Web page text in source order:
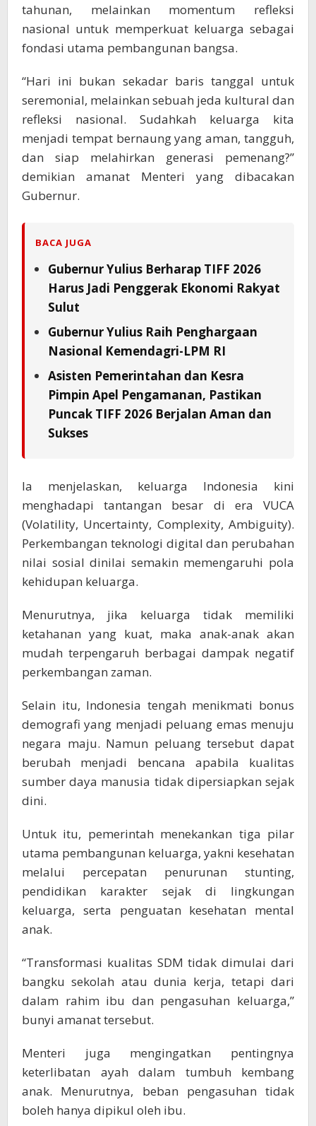
tahunan, melainkan momentum refleksi
nasional untuk memperkuat keluarga sebagai
fondasi utama pembangunan bangsa.
“Hari ini bukan sekadar baris tanggal untuk
seremonial, melainkan sebuah jeda kultural dan
refleksi nasional. Sudahkah keluarga kita
menjadi tempat bernaung yang aman, tangguh,
dan siap melahirkan generasi pemenang?”
demikian amanat Menteri yang dibacakan
Gubernur.
BACA JUGA
Gubernur Yulius Berharap TIFF 2026
Harus Jadi Penggerak Ekonomi Rakyat
Sulut
Gubernur Yulius Raih Penghargaan
Nasional Kemendagri-LPM RI
Asisten Pemerintahan dan Kesra
Pimpin Apel Pengamanan, Pastikan
Puncak TIFF 2026 Berjalan Aman dan
Sukses
Ia menjelaskan, keluarga Indonesia kini
menghadapi tantangan besar di era VUCA
(Volatility, Uncertainty, Complexity, Ambiguity).
Perkembangan teknologi digital dan perubahan
nilai sosial dinilai semakin memengaruhi pola
kehidupan keluarga.
Menurutnya, jika keluarga tidak memiliki
ketahanan yang kuat, maka anak-anak akan
mudah terpengaruh berbagai dampak negatif
perkembangan zaman.
Selain itu, Indonesia tengah menikmati bonus
demografi yang menjadi peluang emas menuju
negara maju. Namun peluang tersebut dapat
berubah menjadi bencana apabila kualitas
sumber daya manusia tidak dipersiapkan sejak
dini.
Untuk itu, pemerintah menekankan tiga pilar
utama pembangunan keluarga, yakni kesehatan
melalui percepatan penurunan stunting,
pendidikan karakter sejak di lingkungan
keluarga, serta penguatan kesehatan mental
anak.
“Transformasi kualitas SDM tidak dimulai dari
bangku sekolah atau dunia kerja, tetapi dari
dalam rahim ibu dan pengasuhan keluarga,”
bunyi amanat tersebut.
Menteri juga mengingatkan pentingnya
keterlibatan ayah dalam tumbuh kembang
anak. Menurutnya, beban pengasuhan tidak
boleh hanya dipikul oleh ibu.